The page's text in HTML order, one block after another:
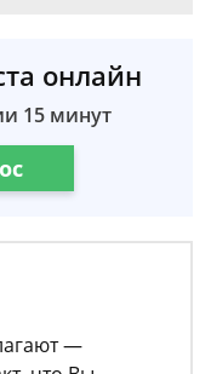
онлайн
15 минут
—